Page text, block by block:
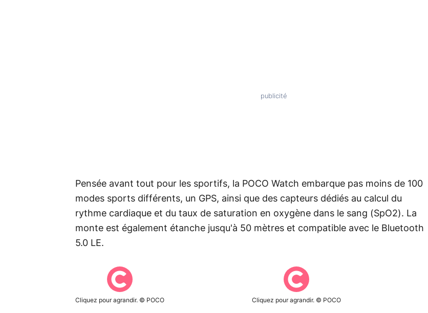
Pensée avant tout pour les sportifs, la POCO Watch embarque pas moins de 100
modes sports différents, un GPS, ainsi que des capteurs dédiés au calcul du
rythme cardiaque et du taux de saturation en oxygène dans le sang (SpO2). La
monte est également étanche jusqu'à 50 mètres et compatible avec le Bluetooth
5.0 LE.
Cliquez pour agrandir. © POCO Cliquez pour agrandir. © POCO